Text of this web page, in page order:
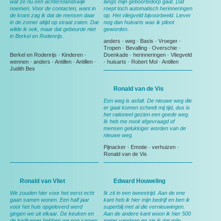
wat ze nu een achterstandswijk
noemen. Voor de contacten, want in
de krant zag ik dat de mensen daar
in de zomer altijd op straat zaten. Dat
wilde ik ook, maar dat gebeurde niet
in Berkel en Rodenrijs.
Berkel en Rodenrijs - Kinderen -
wennen - anders -Antillen -Antillen -
Judith Bes
langs mijn geboortedorp gaat. Dat
roept toch automatisch herinneringen
op. Het vliegveld bijvoorbeeld. Liever
nog dan huisarts was ik piloot
geworden.
anders - weg - Basis - Vroeger -
Tropen - Bevalling - Overschie -
Doenkade - herinneringen - Vliegveld
- huisarts - Robert Mol -Antillen
Ronald van de Vis
Een weg is asfalt. De nieuwe weg die
er gaat komen scheelt mij tijd, dus is
het rationeel gezien een goede weg.
Ik heb me nooit afgevraagd of
mensen gelukkiger worden van de
nieuwe weg.
Pijnacker - Emotie - verhuizen -
Ronald van de Vis
Ronald van Vliet
We zouden hier voor het eerst echt
gaan samen wonen. Een half jaar
voor het huis opgeleverd werd
gingen we uit elkaar. De keuken en
Edward Houweling
Ik zit in een tweestrijd. Aan de ene
kant heb ik hier mijn bedrijf en ben ik
superblij met al die vernieuwingen.
Aan de andere kant woon ik hier 500